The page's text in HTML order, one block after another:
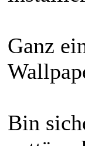
Ganz
Bin